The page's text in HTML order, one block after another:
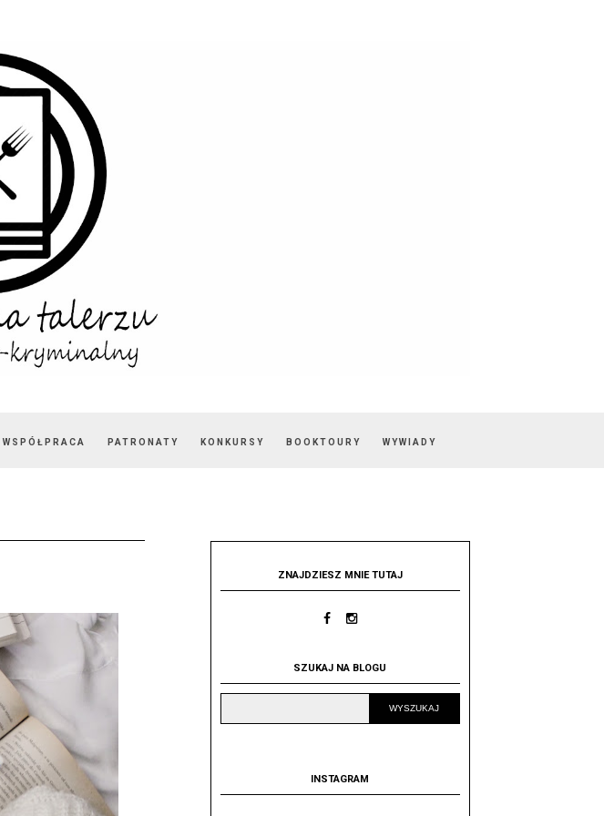
WSPÓŁPRACA PATRONATY KONKURSY BOOKTOURY WYWIADY
ZNAJDZIESZ MNIE TUTAJ
SZUKAJ NA BLOGU
INSTAGRAM